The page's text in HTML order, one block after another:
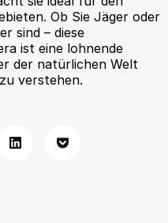
Ob Sie Jäger oder
sind – diese
ist eine lohnende
der natürlichen Welt
verstehen.